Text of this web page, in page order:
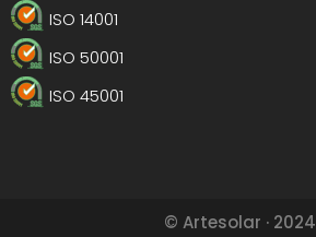
ISO 14001
ISO 50001
ISO 45001
© Artesolar · 2024